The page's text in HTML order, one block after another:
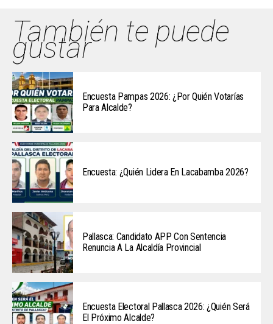
También te puede
gustar
Encuesta Pampas 2026: ¿Por Quién Votarías
Para Alcalde?
Encuesta: ¿Quién Lidera En Lacabamba 2026?
Pallasca: Candidato APP Con Sentencia
Renuncia A La Alcaldía Provincial
Encuesta Electoral Pallasca 2026: ¿Quién Será
El Próximo Alcalde?